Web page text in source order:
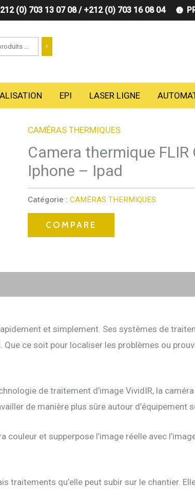
(0) 703 13 07 08 / +212 (0) 703 16 08 04
EPI LASER LIGNE
CAMÉRAS THERMIQUES
Camera thermique
Iphone – Ipad
Catégorie :CAMÉRAS THERMIQUES
COMPARE
et simplement. Ses systèmes de
ce soit pour localiser les problèmes ou
de traitement d’image VividIR, la
de manière plus sûre autour d’équipement
et supperpose l’image réelle avec
traitements qu’elle peut subir sur le chantier.